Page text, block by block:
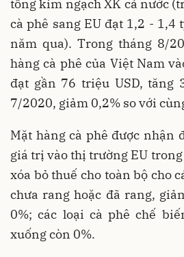
tổng kim ngạch XK cả nước
cà phê sang EU đạt 1,2 - 1,4
năm qua). Trong tháng 8/
hàng cà phê của Việt Nam
đạt gần 76 triệu USD, tăng
7/2020, giảm 0,2% so với
Mặt hàng cà phê được nhận
giá trị vào thị trường EU
xóa bỏ thuế cho toàn bộ cho
chưa rang hoặc đã rang,
0%; các loại cà phê chế
xuống còn 0%.